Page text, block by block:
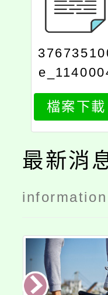
1
檔案下載
最新消
information